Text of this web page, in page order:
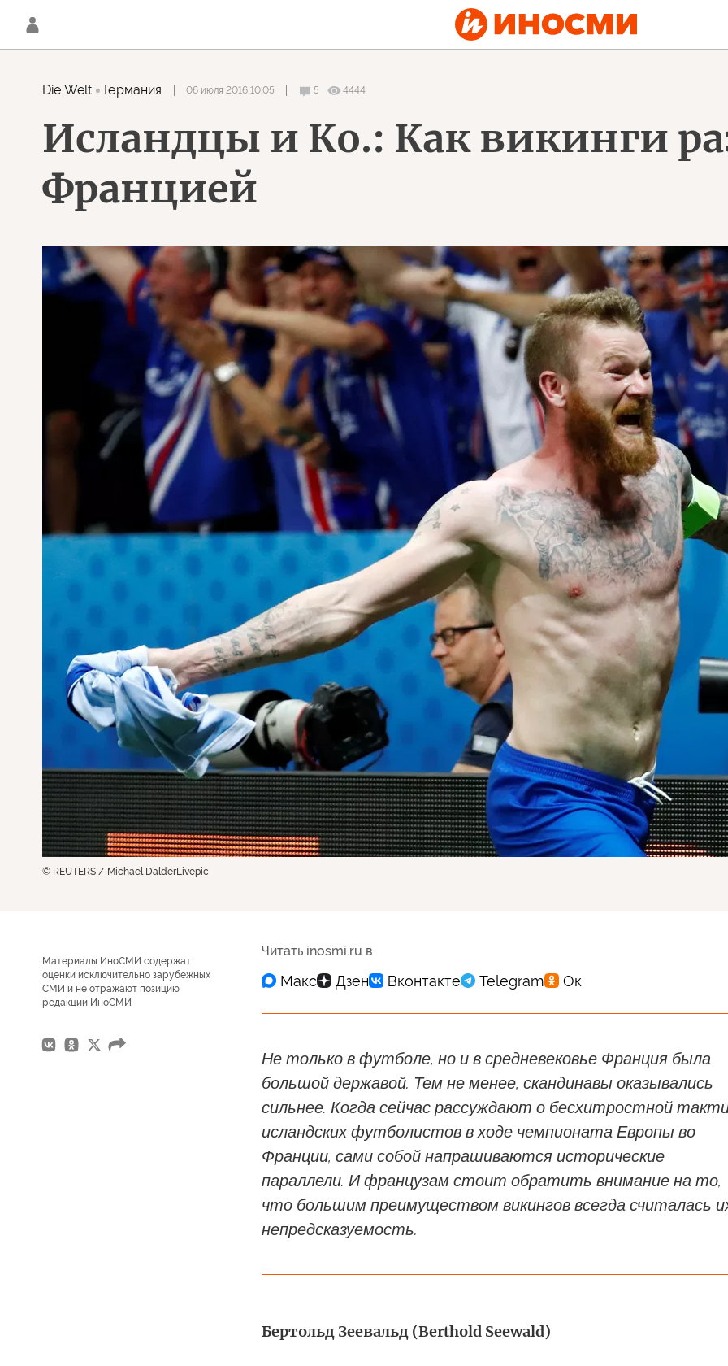
Die Welt Германия 06 июля 2016 10:05 5 4444
Исландцы и Ко.: Как викинги
Францией
© REUTERS / Michael DalderLivepic
Материалы ИноСМИ содержат
оценки исключительно зарубежных
СМИ и не отражают позицию
редакции ИноСМИ
Читать inosmi.ru в
Не только в футболе, но и в средневековье Франция была
большой державой. Тем не менее, скандинавы оказывались
сильнее. Когда сейчас рассуждают о бесхитростной
исландских футболистов в ходе чемпионата Европы во
Франции, сами собой напрашиваются исторические
параллели. И французам стоит обратить внимание на то,
что большим преимуществом викингов всегда считалась
непредсказуемость.
Бертольд Зеевальд (Berthold Seewald)